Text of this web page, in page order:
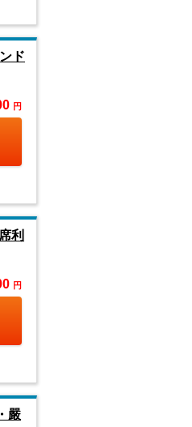
ド
円
利
円
嚴